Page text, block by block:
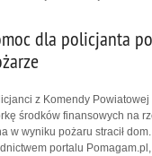
dla policjanta po
z Komendy
środków finansowych na
w wyniku pożaru stracił
portalu